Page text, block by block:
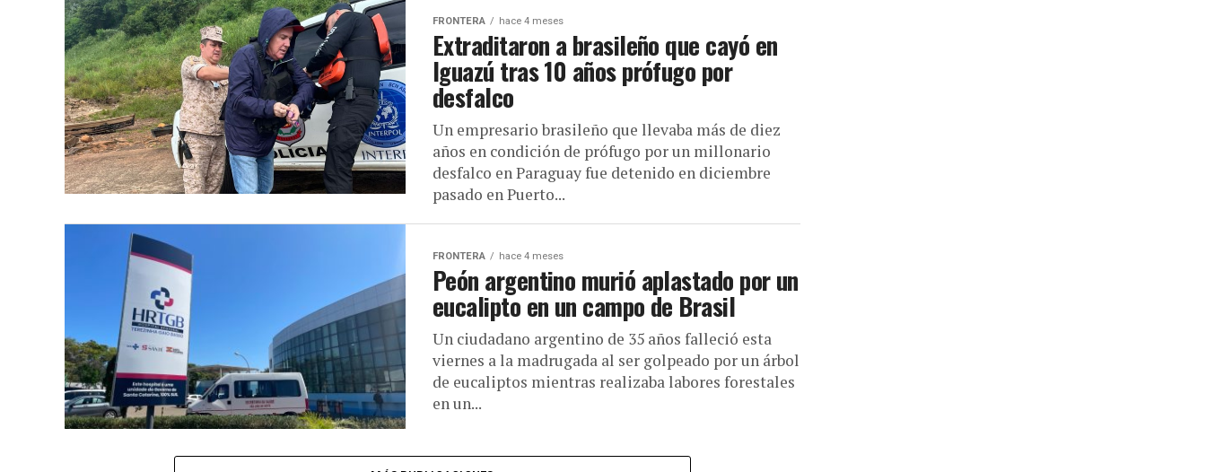
FRONTERA hace 4 meses
Extraditaron a brasileño que cayó en
Iguazú tras 10 años prófugo por
desfalco
Un empresario brasileño que llevaba más de diez
años en condición de prófugo por un millonario
desfalco en Paraguay fue detenido en diciembre
pasado en Puerto...
FRONTERA hace 4 meses
Peón argentino murió aplastado por un
eucalipto en un campo de Brasil
Un ciudadano argentino de 35 años falleció esta
viernes a la madrugada al ser golpeado por un árbol
de eucaliptos mientras realizaba labores forestales
en un...